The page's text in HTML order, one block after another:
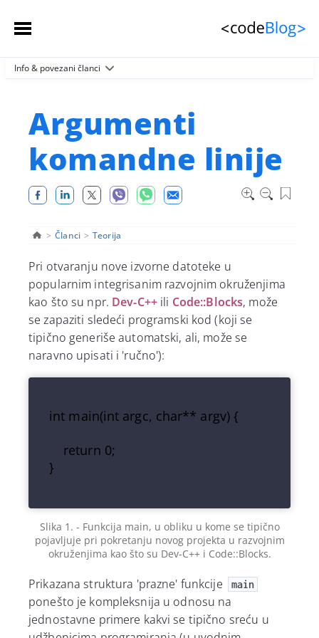
Početna stranica
Sačuvani članci
Info & povezani članci
Argumenti
komandne linije
> Članci > Teorija
Pri otvaranju nove izvorne datoteke u
popularnim integrisanim razvojnim okruženjima
kao što su npr. Dev-C++ili Code::Blocks, može
se zapaziti sledeći programski kod (koji se
tipično generiše automatski, ali, može se
naravno upisati i 'ručno'):
int main(int argc, char** argv) {
}
Slika 1. - Funkcija main, u obliku u kome se tipično
pojavljuje pri pokretanju novog projekta u razvojnim
okruženjima kao što su Dev-C++ i Code::Blocks.
Prikazana struktura 'prazne' funkcije main
ponešto je kompleksnija u odnosu na
jednostavne primere kakvi se tipično sreću u